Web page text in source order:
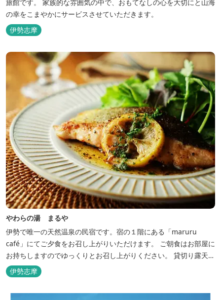
旅館です。 家族的な雰囲気の中で、おもてなしの心を大切にと山海
の幸をこまやかにサービスさせていただきます。
伊勢志摩
やわらの湯 まるや
伊勢で唯一の天然温泉の民宿です。宿の１階にある「maruru
café」にてご夕食をお召し上がりいただけます。 ご朝食はお部屋に
お持ちしますのでゆっくりとお召し上がりください。 貸切り露天風
呂完備、駅近、夫婦岩まで徒歩15分です。
伊勢志摩